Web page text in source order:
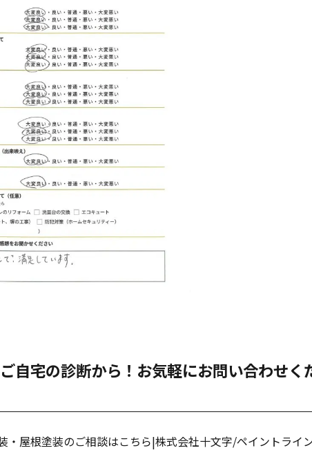
自宅の診断から！お気軽にお問い合わせく
・屋根塗装のご相談はこちら|株式会社十文字/ペイントライ